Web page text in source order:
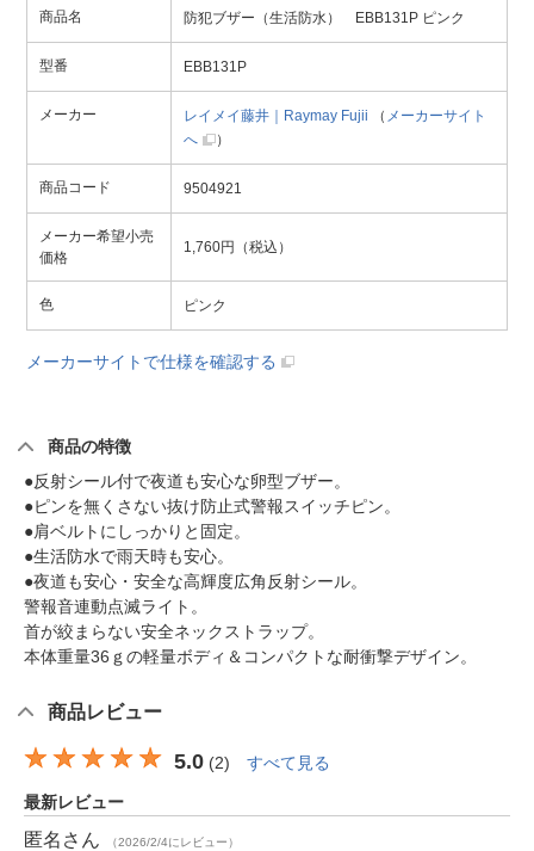
商品名 防犯ブザー（生活防水） EBB131P ピンク
型番 EBB131P
メーカー レイメイ藤井｜Raymay Fujii （ メーカーサイト
へ
）
商品コード 9504921
メーカー希望小売
価格
1,760円（税込）
色 ピンク
メーカーサイトで仕様を確認する
商品の特徴
●反射シール付で夜道も安心な卵型ブザー。
●ピンを無くさない抜け防止式警報スイッチピン。
●肩ベルトにしっかりと固定。
●生活防水で雨天時も安心。
●夜道も安心・安全な高輝度広角反射シール。
警報音連動点滅ライト。
首が絞まらない安全ネックストラップ。
本体重量36ｇの軽量ボディ＆コンパクトな耐衝撃デザイン。
商品レビュー
5.0 (2) すべて見る
最新レビュー
匿名 さん （2026/2/4にレビュー）